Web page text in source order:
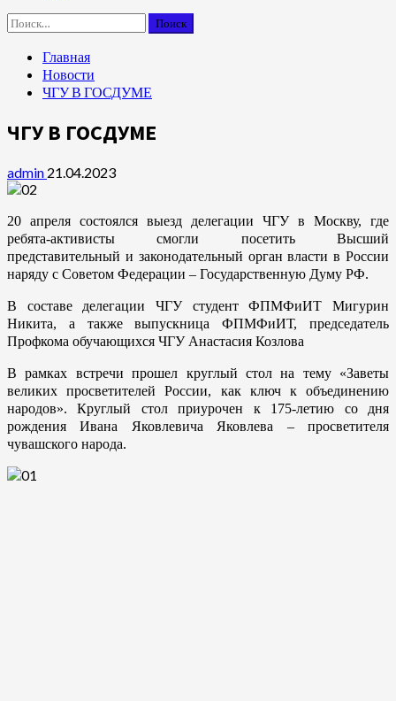
Найти:
Главная
Новости
ЧГУ В ГОСДУМЕ
ЧГУ В ГОСДУМЕ
admin 21.04.2023
20 апреля состоялся выезд делегации ЧГУ в Москву, где
ребята-активисты смогли посетить Высший
представительный и законодательный орган власти в России
наряду с Советом Федерации – Государственную Думу РФ.
В составе делегации ЧГУ студент ФПМФиИТ Мигурин
Никита, а также выпускница ФПМФиИТ, председатель
Профкома обучающихся ЧГУ Анастасия Козлова
В рамках встречи прошел круглый стол на тему «Заветы
великих просветителей России, как ключ к объединению
народов». Круглый стол приурочен к 175-летию со дня
рождения Ивана Яковлевича Яковлева – просветителя
чувашского народа.